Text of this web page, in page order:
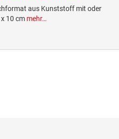
aus Kunststoff mit oder
10 cm mehr…